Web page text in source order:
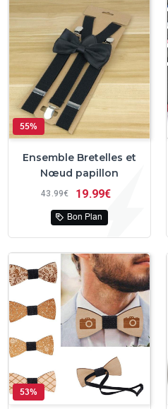
55%
Ensemble Bretelles et
Nœud papillon
43 99€ 19 99€
Bon Plan
53%